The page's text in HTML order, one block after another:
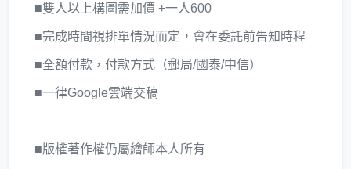
■雙人以上構圖需加價 +一人600
■完成時間視排單情況而定，會在委託前告知時程
■全額付款，付款方式（郵局/國泰/中信）
■一律Google雲端交稿
■版權著作權仍屬繪師本人所有